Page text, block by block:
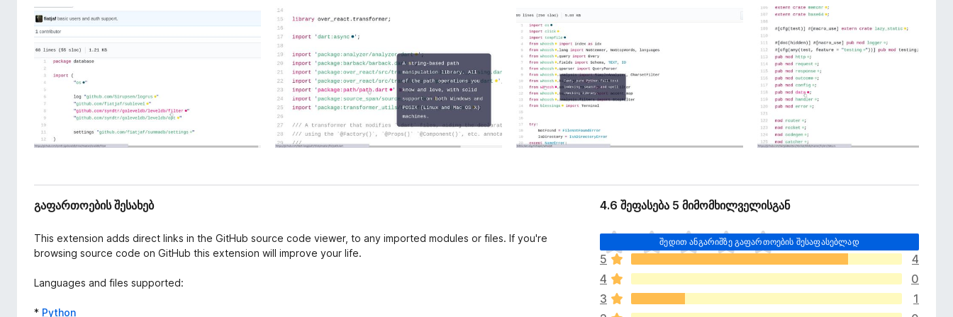
ნ
ა
ც
ე
გაფართოების შესახებ
This extension adds direct links in the GitHub source code viewer, to any imported modules or files. If you're
browsing source code on GitHub this extension will improve your life.
Languages and files supported:
* Python
4.6 შეფასება 5 მიმომხილველისგან
შედით ანგარიშზე გაფართოების შესაფასებლად
ჯ
ე
რ
ა
რ
შ
5
4
4
0
3
1